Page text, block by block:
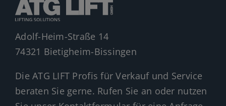
Adolf-Heim-Straße 14
74321 Bietigheim-Bissingen
Die ATG LIFT Profis für Verkauf und Service
beraten Sie gerne. Rufen Sie an oder nutzen